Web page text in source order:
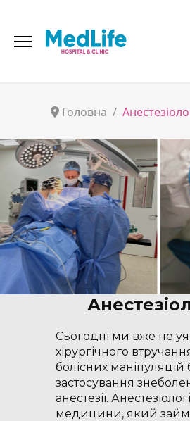
Головна
Сьогодні ми вже не
хірургічного
болісних маніпуляцій
застосування
анестезії.
медицини, який